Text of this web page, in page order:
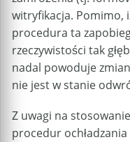
witryfikacja. Pomimo,
procedura ta
rzeczywistości tak
nadal powoduje
nie jest w stanie
Z uwagi na
procedur